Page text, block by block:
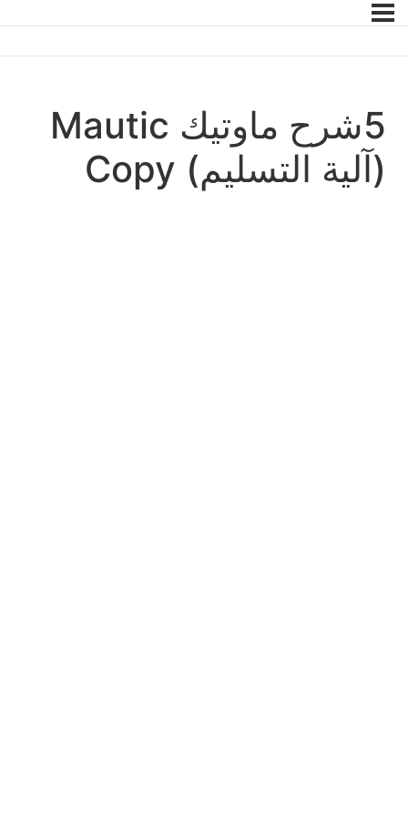
5شرح ماوتيك Mautic
(آلية التسليم) Copy